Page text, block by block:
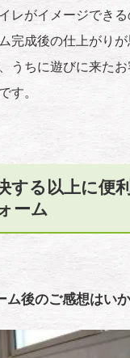
レがイメージでき
完成後の仕上がりが
うちに遊びに来た
す。
する以上に便
ーム
ム後のご感想はい